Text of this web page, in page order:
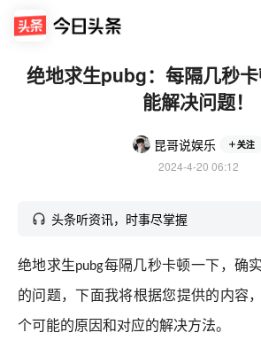
绝地求生pubg：每隔几秒
能解决问题！
昆哥说娱乐 关注
2024-4-20 06:12
头条听资讯，时事尽掌握
绝地求生pubg每隔几秒卡顿一下， 确
的问题，下面我将根据您提供的内容
个可能的原因和对应的解决方法。